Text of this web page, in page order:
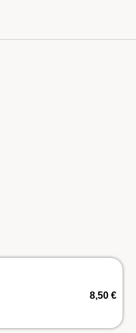
8,50 €